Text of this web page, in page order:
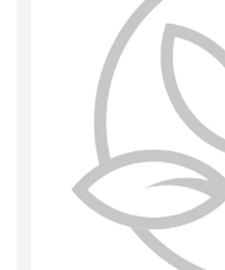
Игрушки мягкие
Сухоцветы